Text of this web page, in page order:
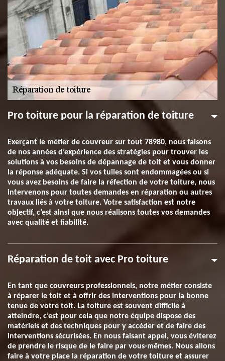
Pro toiture pour la réparation de toiture
Exerçant le métier de couvreur sur tout 78980, nous faisons
de nos années d’expérience des stratégies pour trouver les
solutions à vos besoins de dépannage de toit et vous donner
la réponse adéquate. Si vos tuiles sont endommagées ou si
vous avez besoins de faire la réfection de votre toiture, nous
intervenons pour toutes demandes en réparation ou autres
travaux liés à votre toiture. Votre satisfaction est notre
objectif, c’est ainsi que nous réalisons toutes vos demandes
avec qualité et fiabilité.
Réparation de toit avec Pro toiture
En tant que couvreurs professionnels, notre métier consiste
à réparer le toit et à offrir des interventions pour la bonne
tenue de votre toit. La toiture est souvent difficile à
atteindre, c’est pour cela que notre équipe dispose des
matériels et des techniques pour y accéder et de faire des
interventions sécurisées. En nous faisant appel, vous éviterez
de prendre le risque de le faire par vous-mêmes. Nous allons
faire à votre place la réparation de votre toiture et assurer